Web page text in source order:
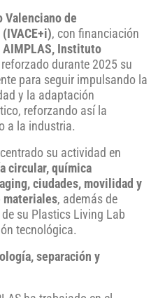
Valenciano de
, con financiación
AIMPLAS, Instituto
durante 2025 su
para seguir impulsando la
y la adaptación
reforzando así la
a la industria.
su actividad en
circular, química
ciudades, movilidad y
materiales, además de
su Plastics Living Lab
tecnológica.
separación y